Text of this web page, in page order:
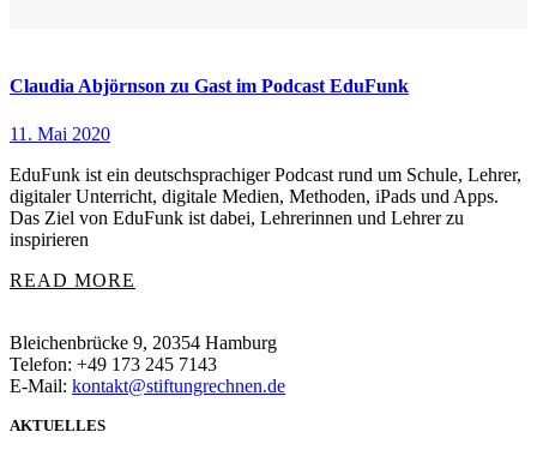
Claudia Abjörnson zu Gast im Podcast EduFunk
11. Mai 2020
EduFunk ist ein deutschsprachiger Podcast rund um Schule, Lehrer,
digitaler Unterricht, digitale Medien, Methoden, iPads und Apps.
Das Ziel von EduFunk ist dabei, Lehrerinnen und Lehrer zu
inspirieren
READ MORE
Bleichenbrücke 9, 20354 Hamburg
Telefon: +49 173 245 7143
E-Mail: kontakt@stiftungrechnen.de
AKTUELLES